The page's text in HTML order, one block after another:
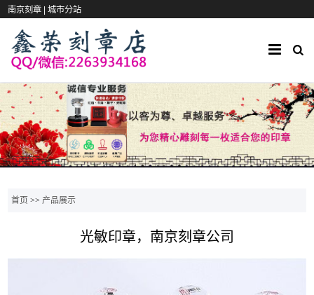
南京刻章 |城市分站
首页 >> 产品展示
光敏印章，南京刻章公司